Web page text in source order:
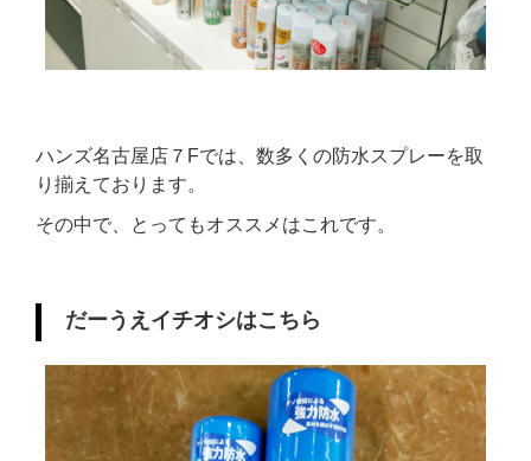
ハンズ名古屋店７Fでは、数多くの防水スプレーを取
り揃えております。
その中で、とってもオススメはこれです。
だーうえイチオシはこちら